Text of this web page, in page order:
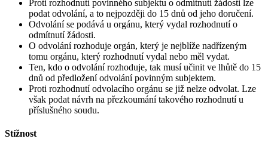
Proti rozhodnutí povinného subjektu o odmítnutí žádosti lze
podat odvolání, a to nejpozději do 15 dnů od jeho doručení.
Odvolání se podává u orgánu, který vydal rozhodnutí o
odmítnutí žádosti.
O odvolání rozhoduje orgán, který je nejblíže nadřízeným
tomu orgánu, který rozhodnutí vydal nebo měl vydat.
Ten, kdo o odvolání rozhoduje, tak musí učinit ve lhůtě do 15
dnů od předložení odvolání povinným subjektem.
Proti rozhodnutí odvolacího orgánu se již nelze odvolat. Lze
však podat návrh na přezkoumání takového rozhodnutí u
příslušného soudu.
Stížnost